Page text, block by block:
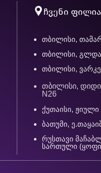
ჩვენი
თბილისი,
თბილისი,
თბილისი,
თბილისი,
N26
ქუთაისი, ჟიული
ბათუმი,
რუსთავი
სართული